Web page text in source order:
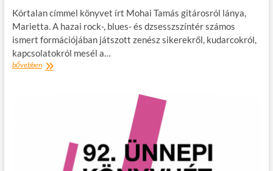
Kórtalan címmel könyvet írt Mohai Tamás gitárosról lánya,
Marietta. A hazai rock-, blues- és dzsesszszíntér számos
ismert formációjában játszott zenész sikerekről, kudarcokról,
kapcsolatokról mesél a…
bővebbenMohai